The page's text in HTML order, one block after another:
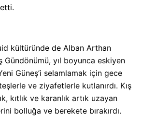
kültüründe de Alban Arthan
Gündönümü, yıl boyunca eskiyen
Güneş’i selamlamak için gece
ve ziyafetlerle kutlanırdı. Kış
kıtlık ve karanlık artık uzayan
bolluğa ve berekete bırakırdı.